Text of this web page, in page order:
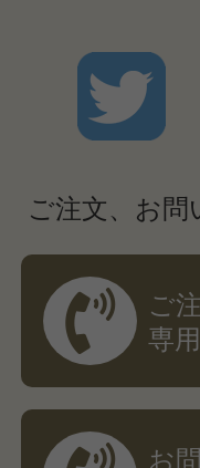
ご注文、お
ご
専
お